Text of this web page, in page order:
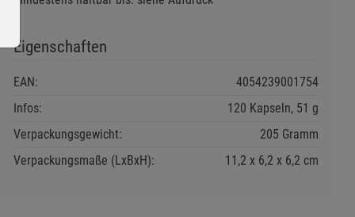
Eigenschaften
EAN:
4054239001754
Infos:
120 Kapseln, 51 g
Verpackungsgewicht:
205 Gramm
Verpackungsmaße (LxBxH):
11,2 6,2 6,2 cm